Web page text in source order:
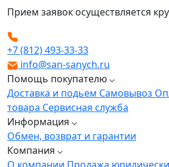
Прием заявок осуществляется
+7 (812) 493-33-33
info@san-sanych.ru
Помощь покупателю
Доставка и подьем Самовывоз
товара Сервисная служба
Информация
Обмен, возврат и гарантии
Компания